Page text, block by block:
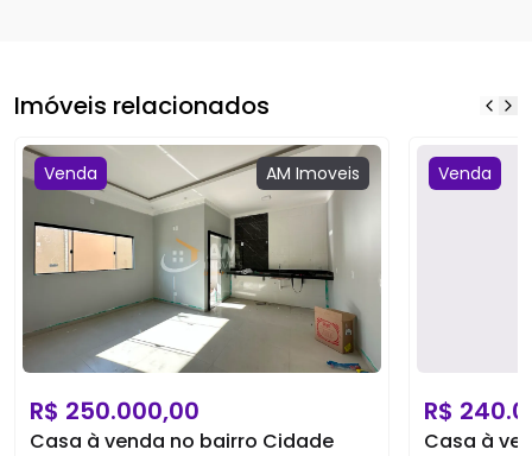
Venda AM Imoveis
R$ 250.000,00
Casa à venda no bairro Cidade
Venda
R$
Casa à
Imóveis relacionados